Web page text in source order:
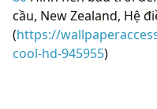
cầu, New Zealand, Hệ
(https://
cool-hd-945955)